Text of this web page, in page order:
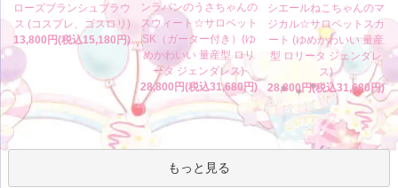
ローズブランシュブラウ
ス (コスプレ、ゴスロリ)
13,800円(税込15,180円)
ンラパンのうさちゃんの
スウィート☆サロペット
SK（ガーター付き）(ゆ
めかわいい 量産型 ロリ
ータ ジェンダレス)
28,800円(税込31,680円)
シエールねこちゃんのマ
ジカル☆サロペットスカ
ート (ゆめかわいい 量産
型 ロリータ ジェンダレ
ス)
28,800円(税込31,680円)
もっと見る